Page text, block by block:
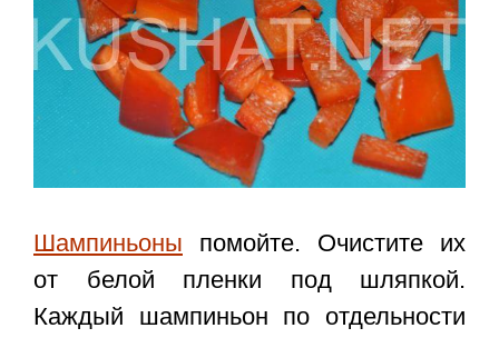
Шампиньоны помойте. Очистите их
от белой пленки под шляпкой.
Каждый шампиньон по отдельности